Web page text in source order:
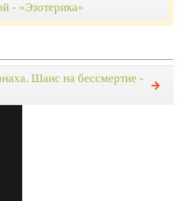
- «Эзотерика»
Шанс на бессмертие -